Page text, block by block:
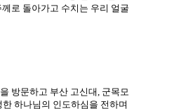
로 돌아가고 수치는 우리 얼굴
방문하고 부산 고신대, 군목모
하나님의 인도하심을 전하며